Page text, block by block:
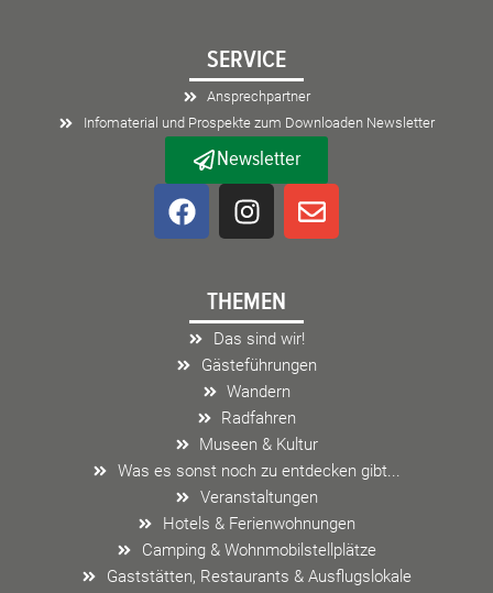
SERVICE
Ansprechpartner
Infomaterial und Prospekte zum Downloaden Newsletter
Newsletter
F
a
o
o
I
n
a
g
r
a
m
E
n
p
THEMEN
Das sind wir!
Gästeführungen
Wandern
Radfahren
Museen & Kultur
Was es sonst noch zu entdecken gibt...
Veranstaltungen
Hotels & Ferienwohnungen
Camping & Wohnmobilstellplätze
Gaststätten, Restaurants & Ausflugslokale